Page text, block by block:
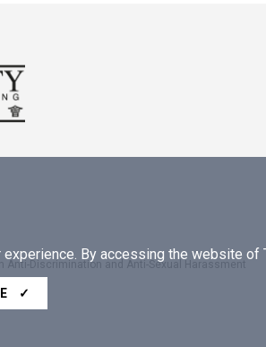
By accessing the website
✓
Anti-Discrimination and Anti-Sexual Harassment